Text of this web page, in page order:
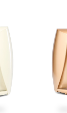
1,890